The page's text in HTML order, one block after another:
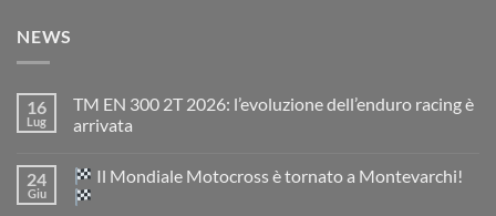
NEWS
16
Lug
TM EN 300 2T 2026: l’evoluzione dell’enduro racing è
arrivata
su
TM
EN
24
Giu
Il Mondiale Motocross è tornato a Montevarchi!